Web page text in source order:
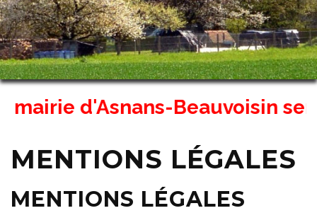
d'Asnans-Beauvoisin
MENTIONS LÉGALES
MENTIONS LÉGALES